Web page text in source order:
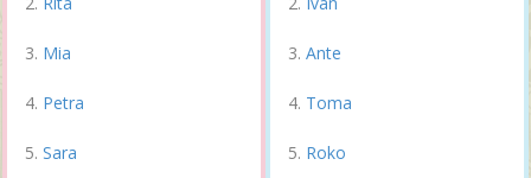
Mia
Petra
Sara
Ante
Toma
Roko